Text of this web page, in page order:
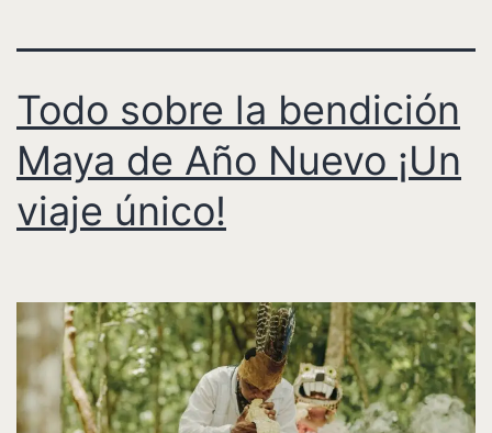
Todo sobre la bendición
Maya de Año Nuevo ¡Un
viaje único!